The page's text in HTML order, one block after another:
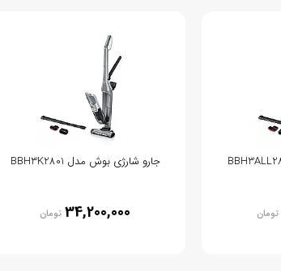
تومان
جارو شارژی بوش مدل BBH3K2801
34,200,000 تومان